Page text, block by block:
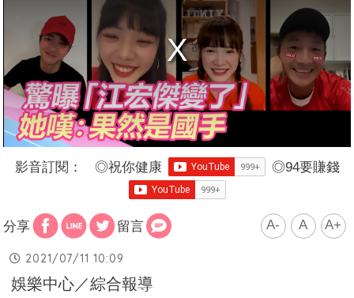
影音訂閱： ◎祝你健康 ◎94要賺錢
分享 留言 A- A A+
2021/07/11 10:09
娛樂中心／綜合報導